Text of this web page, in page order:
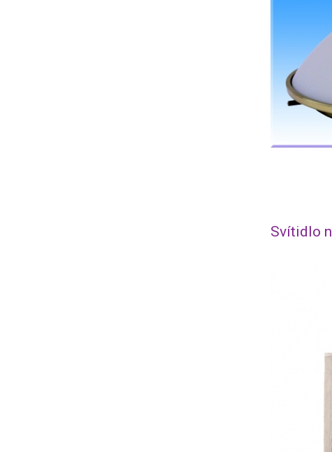
Svítidlo